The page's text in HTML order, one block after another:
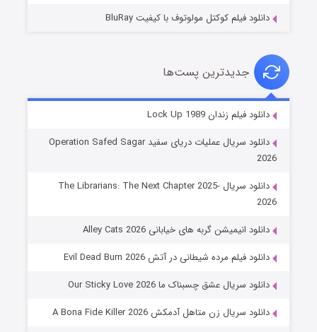
شوهر
عملیات آپارتمان
قسمت۲ (زیرنویس) منتشر شد
دانلود فیلم کوکتل مولوتوف با کیفیت BluRay
جدیدترین پست‌ها
دانلود فیلم زندان Lock Up 1989
دانلود سریال عملیات دریای سفید Operation Safed Sagar
2026
دانلود سریال The Librarians: The Next Chapter 2025-
2026
دانلود انیمیشن گربه های خیابانی Alley Cats 2026
دانلود فیلم مرده شیطانی در آتش Evil Dead Burn 2026
دانلود سریال عشق چسبناک ما Our Sticky Love 2026
دانلود سریال زن متاهل آدمکش A Bona Fide Killer 2026